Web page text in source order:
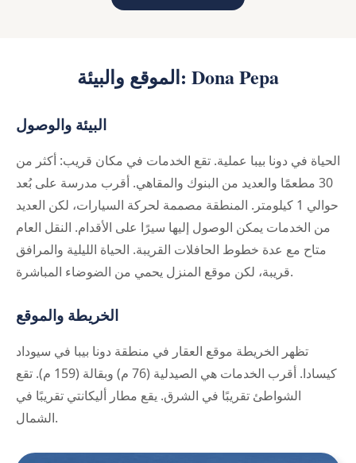
الموقع والبيئة: Dona Pepa
البيئة والوصول
الحياة في دونا بيبا عملية. تقع الخدمات في مكان قريب: أكثر من
30 مطعمًا والعديد من البنوك والمقاهي. أقرب مدرسة على بُعد
حوالي 1 كيلومتر. المنطقة مصممة لحركة السيارات، لكن العديد
من الخدمات يمكن الوصول إليها سيرًا على الأقدام. النقل العام
متاح مع عدة خطوط الحافلات القريبة. الحياة الليلية والمرافق
قريبة، لكن موقع المنزل يحمي من الضوضاء المباشرة.
الخريطة والموقع
تظهر الخريطة موقع العقار في منطقة دونا بيبا في سيوداد
كيسادا. أقرب الخدمات هي الصيدلية (76 م) وبقالة (159 م). تقع
الشواطئ تقريبًا في الشرق. يقع مطار أليكانتي تقريبًا في
الشمال.